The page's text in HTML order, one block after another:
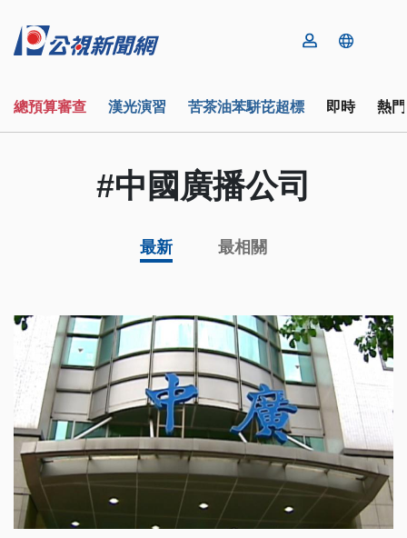
總預算審查 漢光演習 苦茶油苯駢芘超標 即時 熱
#中國廣播公司
最新 最相關